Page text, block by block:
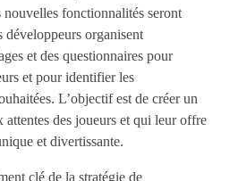
fonctionnalités seront
développeurs organisent
et des questionnaires pour
et pour identifier les
L’objectif est de créer un
attentes des joueurs et qui leur offre
et divertissante.
clé de la stratégie de